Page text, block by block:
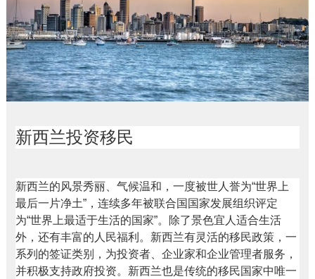
新西兰投资移民
新西兰的风景秀丽、气候温和，一度被世人誉为“世界上
最后一片净土”，连续多年被联合国国家发展组织评定
为“世界上最适于生活的国家”。除了景色宜人适合生活
外，还有丰富的人民福利。新西兰有灵活的移民政策，一
系列的签证类别，为投资者、企业家和企业管理者服务，
并积极支持政府投资。新西兰也是传统的移民国家中唯一